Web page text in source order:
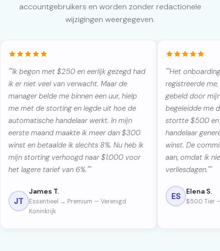
accountgebruikers en worden zonder redactionele
wijzigingen weergegeven.
""Ik begon met $250 en eerlijk gezegd had
ik er niet veel van verwacht. Maar de
manager belde me binnen een uur, hielp
me met de storting en legde uit hoe de
automatische handelaar werkt. In mijn
eerste maand maakte ik meer dan $300
winst en betaalde ik slechts 8%. Nu heb ik
mijn storting verhoogd naar $1.000 voor
het lagere tarief van 6%.""
JT
James T.
Essentieel → Premium — Verenigd
Koninkrijk
""Het
registreerde
gebeld door
begeleidde me
stortte $500
handelaar
winst. De
aan, omdat ik
verliesdagen.""
ES
Elena S.
$500 Tier